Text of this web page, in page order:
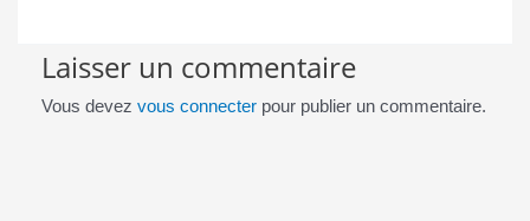
Laisser un commentaire
Vous devez vous connecterpour publier un commentaire.